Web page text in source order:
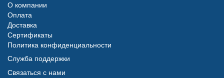
О компании
Оплата
Доставка
Сертификаты
Политика конфиденциальности
Служба поддержки
Связаться с нами